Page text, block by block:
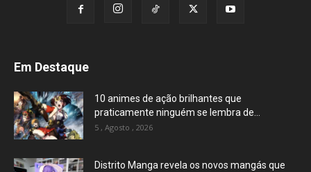
Em Destaque
10 animes de ação brilhantes que
praticamente ninguém se lembra de...
5 , Agosto , 2026
Distrito Manga revela os novos mangás que